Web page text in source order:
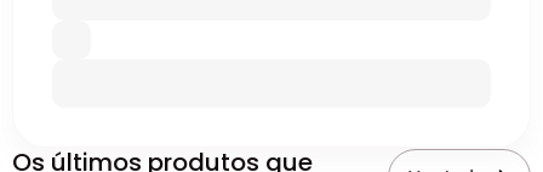
Os últimos produtos que